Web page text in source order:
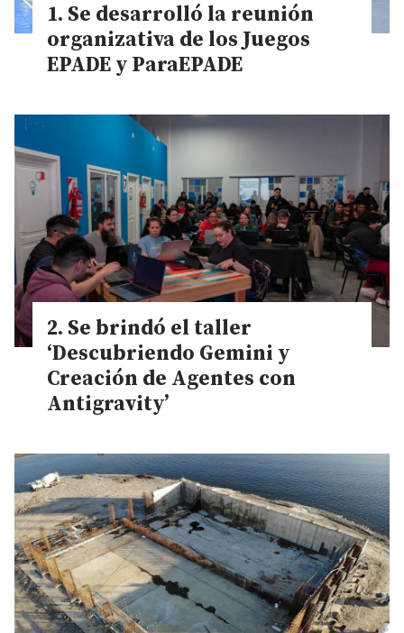
Se desarrolló la reunión
organizativa de los Juegos
EPADE y ParaEPADE
Se brindó el taller
‘Descubriendo Gemini y
Creación de Agentes con
Antigravity’